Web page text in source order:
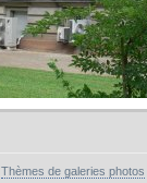
Thèmes de galeries photos